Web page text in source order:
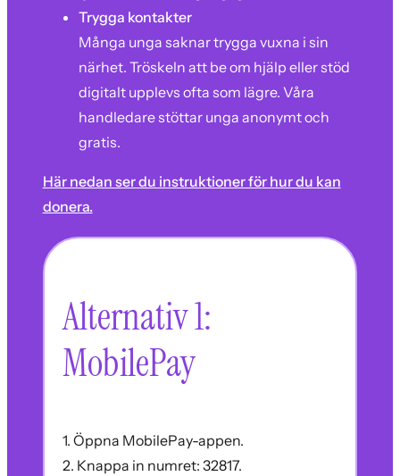
Trygga kontakter
Många unga saknar trygga vuxna i sin
närhet. Tröskeln att be om hjälp eller stöd
digitalt upplevs ofta som lägre. Våra
handledare stöttar unga anonymt och
gratis.
Här nedan ser du instruktioner för hur du kan
donera.
Alternativ 1:
MobilePay
1. Öppna MobilePay-appen.
2. Knappa in numret: 32817.